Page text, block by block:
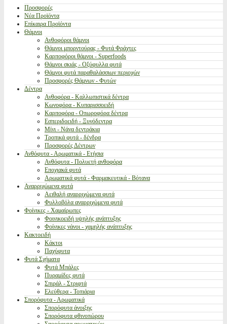
Προσφορές
Νέα Προϊόντα
Επίκαιρα Προϊόντα
Θάμνοι
Ανθοφόροι θάμνοι
Θάμνοι μπορντούρας - Φυτά Φράχτες
Καρποφόροι θάμνοι - Superfoods
Θάμνοι σκιάς - Οξύφυλλα φυτά
Θάμνοι φυτά παραθαλάσσιων περιοχών
Προσφορές Θάμνων - Φυτών
Δέντρα
Ανθοφόρα - Καλλωπιστικά δέντρα
Κωνοφόρα - Κυπαρισσοειδή
Καρποφόρα - Οπωροφόρα δέντρα
Εσπεριδοειδή - Ξυνόδεντρα
Μίνι - Νάνα δεντράκια
Τροπικά φυτά - δένδρα
Προσφορές Δέντρων
Ανθόφυτα - Αρωματικά - Ετήσια
Ανθόφυτα - Πολυετή ανθοφόρα
Εποχιακά φυτά
Αρωματικά φυτά - Φαρμακευτικά - Βότανα
Αναρριχώμενα φυτά
Αειθαλή αναρριχώμενα φυτά
Φυλλοβόλα αναρριχώμενα φυτά
Φοίνικες - Χαμαίρωπες
Φοινικοειδή υψηλής ανάπτυξης
Φοίνικες νάνοι - χαμηλής ανάπτυξης
Κακτοειδή
Κάκτοι
Παχύφυτα
Φυτά Σχήματα
Φυτά Μπάλες
Πυραμίδες φυτά
Σπιράλ - Στριφτά
Ελεύθερα - Τοπιάρια
Σπορόφυτα - Αρωματικά
Σπορόφυτα άνοιξης
Σπορόφυτα φθινοπώρου